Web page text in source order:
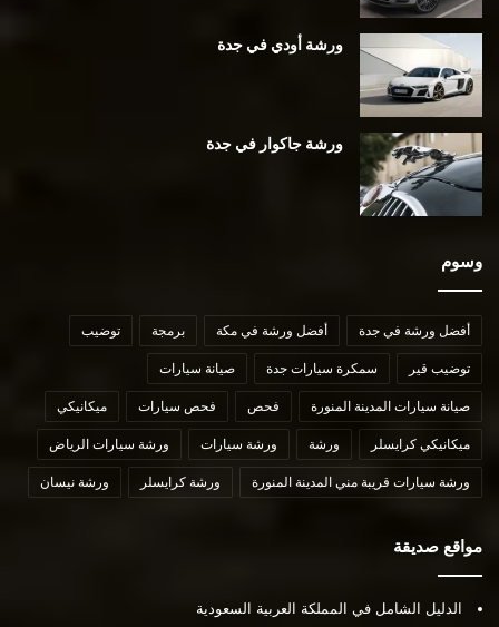
ورشة أودي في جدة
ورشة جاكوار في جدة
وسوم
أفضل ورشة في جدة أفضل ورشة في مكة برمجة توضيب
توضيب قير سمكرة سيارات جدة صيانة سيارات
صيانة سيارات المدينة المنورة فحص فحص سيارات ميكانيكي
ميكانيكي كرايسلر ورشة ورشة سيارات ورشة سيارات الرياض
ورشة سيارات قريبة مني المدينة المنورة ورشة كرايسلر ورشة نيسان
مواقع صديقة
الدليل الشامل في المملكة العربية السعودية